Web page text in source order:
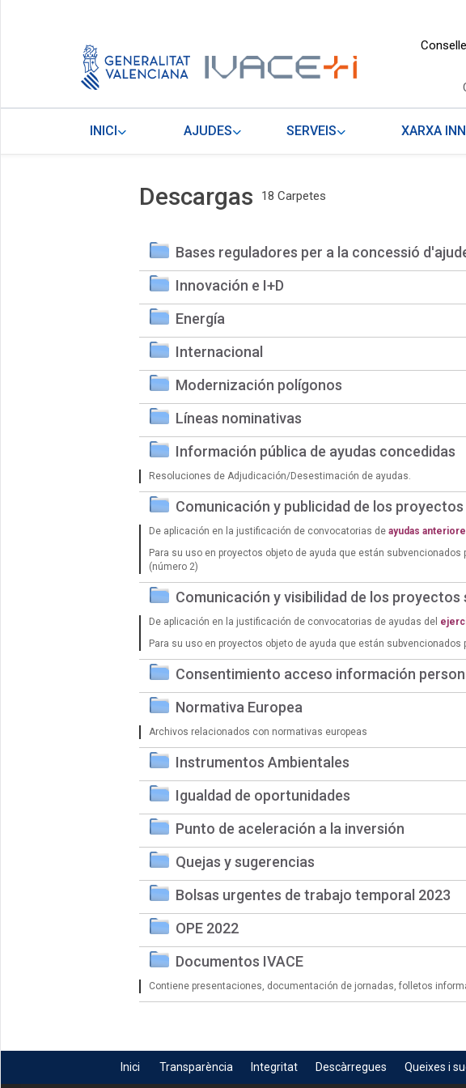
INICI AJUDES SERVEIS XARXA
Descargas 18 Carpetes
Bases reguladores per a la concessió
Innovación e I+D
Energía
Internacional
Modernización polígonos
Líneas nominativas
Información pública de ayudas concedidas
Resoluciones de Adjudicación/Desestimación de ayudas.
Comunicación y publicidad de los
De aplicación en la justificación de convocatorias de ayudas
Para su uso en proyectos objeto de ayuda que están subvencionados
(número 2)
Comunicación y visibilidad de los
De aplicación en la justificación de convocatorias de ayudas del
Para su uso en proyectos objeto de ayuda que están
Consentimiento acceso información
Normativa Europea
Archivos relacionados con normativas europeas
Instrumentos Ambientales
Igualdad de oportunidades
Punto de aceleración a la inversión
Quejas y sugerencias
Bolsas urgentes de trabajo temporal 2023
OPE 2022
Documentos IVACE
Contiene presentaciones, documentación de jornadas, folletos
Inici Transparència Integritat Descàrregues Queixes i